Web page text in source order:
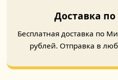
Доставка по
Бесплатная доставка по
рублей. Отправка в